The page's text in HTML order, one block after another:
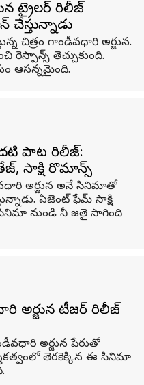
ట్రైలర్ రిలీజ్
చిత్రం గాండీవధారి అర్జున.
రెస్పాన్స్ తెచ్చుకుంది.
ఆసన్నమైంది.
పాట రిలీజ్:
సాక్షి రొమాన్స్
అర్జున అనే సినిమాతో
ఏజెంట్ ఫేమ్ సాక్షి
నుండి నీ జతై సాగింది
అర్జున టీజర్ రిలీజ్
అర్జున పేరుతో
తెరకెక్కిన ఈ సినిమా